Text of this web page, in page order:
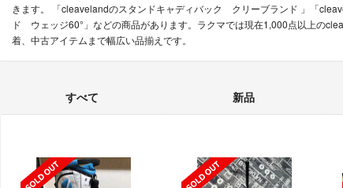
きます。 「cleavelandのスタンドキャディバック クリーブランド 」「
ド ウェッジ60°」などの商品があります。ラクマでは現在1,000点以上の
着、中古アイテムまで幅広い品揃えです。
すべて 新品